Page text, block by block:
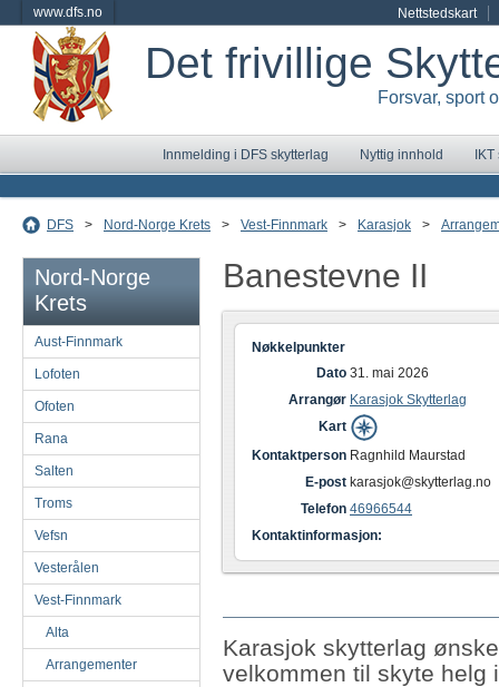
www.dfs.no Nettstedskart
Det frivillige
Forsvar, sport
Innmelding i DFS skytterlag Nyttig innhold
DFS > Nord-Norge Krets > Vest-Finnmark > Karasjok >
Nord-Norge
Krets
Aust-Finnmark
Lofoten
Ofoten
Rana
Salten
Troms
Vefsn
Vesterålen
Vest-Finnmark
Alta
Arrangementer
Banestevne II
Nøkkelpunkter
Dato 31. mai 2026
Arrangør Karasjok Skytterlag
Kart
Kontaktperson Ragnhild Maurstad
E-post karasjok@skytterlag.no
Telefon 46966544
Kontaktinformasjon:
Karasjok skytterlag
velkommen til skyte helg